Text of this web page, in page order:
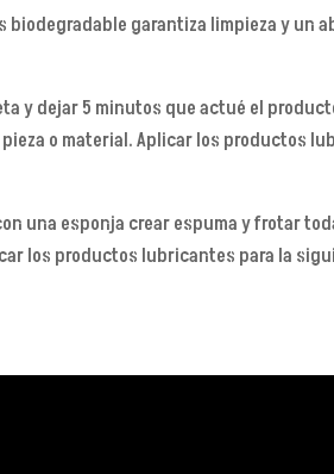
garantiza limpieza y un
y dejar 5 minutos que actué el
o material. Aplicar los productos
una esponja crear espuma y frotar
los productos lubricantes para la